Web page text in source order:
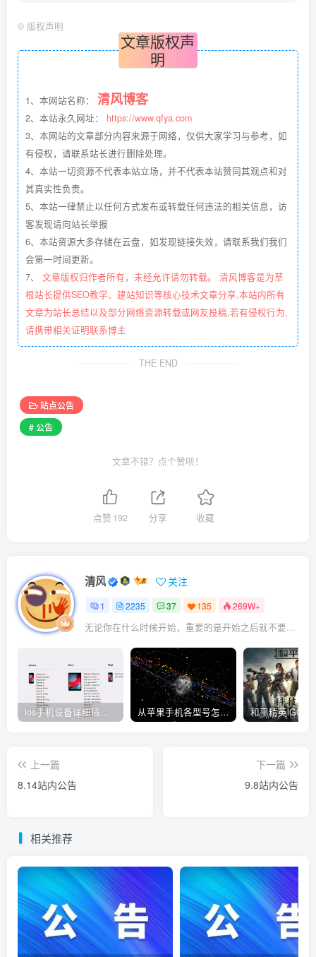
© 版权声明
文章版权声
明
1、本网站名称： 清风博客
2、本站永久网址： https://www.qfya.com
3、本网站的文章部分内容来源于网络，仅供大家学习与参考，如
有侵权，请联系站长进行删除处理。
4、本站一切资源不代表本站立场，并不代表本站赞同其观点和对
其真实性负责。
5、本站一律禁止以任何方式发布或转载任何违法的相关信息，访
客发现请向站长举报
6、本站资源大多存储在云盘，如发现链接失效，请联系我们我们
会第一时间更新。
7、 文章版权归作者所有，未经允许请勿转载。 清风博客是为草
根站长提供SEO教学、建站知识等核心技术文章分享,本站内所有
文章为站长总结以及部分网络资源转载或网友投稿,若有侵权行为,
请携带相关证明联系博主
THE END
站点公告
# 公告
文章不错？点个赞呗！
点赞 192 分享 收藏
清风 关注
1 2235 37 135 269W+
无论你在什么时候开始，重要的是开始之后就不要停止
ios手机设备详细插件平刷教程 从苹果手机各型号怎么越狱到怎么开科技完整教程
上一篇
8.14站内公告
下一篇
9.8站内公告
相关推荐